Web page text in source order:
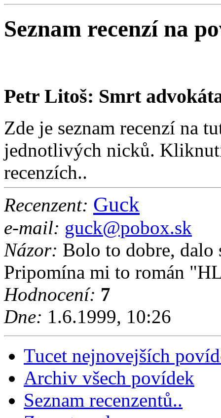
Seznam recenzí na
Petr Litoš: Smrt
Zde je seznam recenzí na
jednotlivých nicků.
recenzích..
Recenzent: Guck
e-mail: guck@pobox.sk
Názor: Bolo to dobre, dalo
Pripomína mi to román
Hodnocení: 7
Dne: 1.6.1999, 10:26
Tucet nejnovejších
Archiv všech povídek
Seznam recenzentů..